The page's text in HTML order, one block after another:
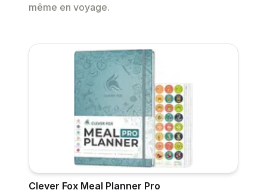
même en voyage.
Clever Fox Meal Planner Pro